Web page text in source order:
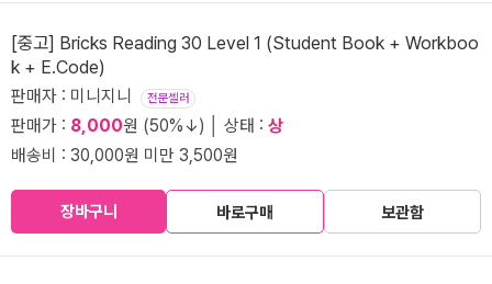
[중고] Bricks Reading 30 Level 1 (Student Book + Workboo
k + E.Code)
판매자 : 미니지니 전문셀러
판매가 : 8,000원 (50%↓) │ 상태 : 상
배송비 : 30,000원 미만 3,500원
장바구니 바로구매 보관함